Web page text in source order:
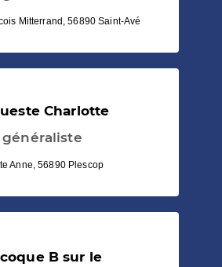
Mitterrand, 56890 Saint-Avé
Charlotte
Anne, 56890 Plescop
B sur le